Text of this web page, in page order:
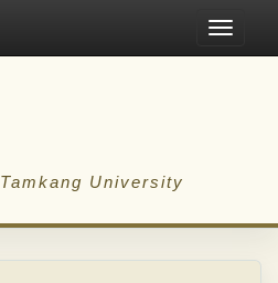
Toggle
Tamkang University